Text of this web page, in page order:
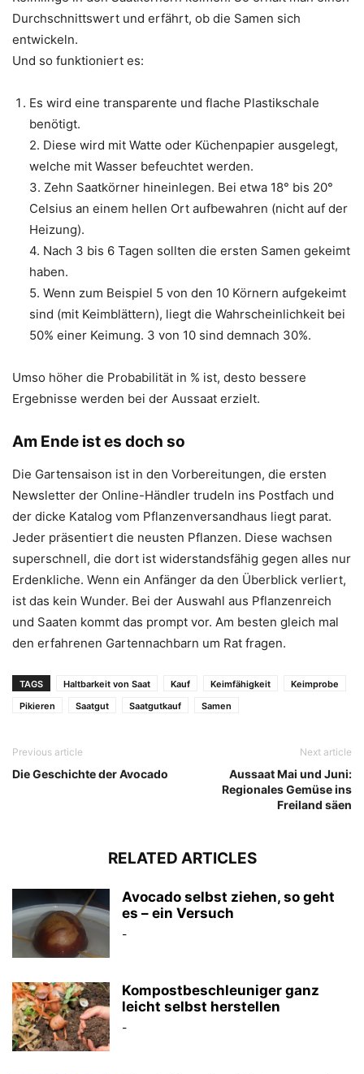
Durchschnittswert und erfährt, ob die Samen sich
entwickeln.
Und so funktioniert es:
Es wird eine transparente und flache Plastikschale
benötigt.
2. Diese wird mit Watte oder Küchenpapier ausgelegt,
welche mit Wasser befeuchtet werden.
3. Zehn Saatkörner hineinlegen. Bei etwa 18° bis 20°
Celsius an einem hellen Ort aufbewahren (nicht auf der
Heizung).
4. Nach 3 bis 6 Tagen sollten die ersten Samen gekeimt
haben.
5. Wenn zum Beispiel 5 von den 10 Körnern aufgekeimt
sind (mit Keimblättern), liegt die Wahrscheinlichkeit bei
50% einer Keimung. 3 von 10 sind demnach 30%.
Umso höher die Probabilität in % ist, desto bessere
Ergebnisse werden bei der Aussaat erzielt.
Am Ende ist es doch so
Die Gartensaison ist in den Vorbereitungen, die ersten
Newsletter der Online-Händler trudeln ins Postfach und
der dicke Katalog vom Pflanzenversandhaus liegt parat.
Jeder präsentiert die neusten Pflanzen. Diese wachsen
superschnell, die dort ist widerstandsfähig gegen alles nur
Erdenkliche. Wenn ein Anfänger da den Überblick verliert,
ist das kein Wunder. Bei der Auswahl aus Pflanzenreich
und Saaten kommt das prompt vor. Am besten gleich mal
den erfahrenen Gartennachbarn um Rat fragen.
TAGS Haltbarkeit von Saat Kauf Keimfähigkeit
Keimprobe
Pikieren
Saatgut Saatgutkauf Samen
Previous article
Die Geschichte der Avocado
Next article
Aussaat Mai und Juni:
Regionales Gemüse ins
Freiland säen
RELATED ARTICLES
Avocado selbst ziehen, so geht
es – ein Versuch
-
Kompostbeschleuniger ganz
leicht selbst herstellen
-